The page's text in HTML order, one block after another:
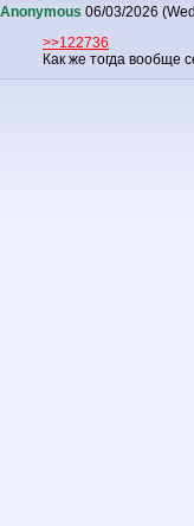
Anonymous 06/03/2026
>>122736
Как же тогда вообще